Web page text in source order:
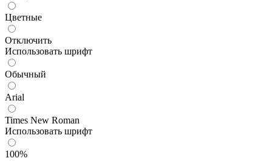
Цветные
Отключить
Использовать шрифт
Обычный
Arial
Times New Roman
Использовать шрифт
100%